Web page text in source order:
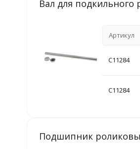
Вал для подкильного
Артикул
C11284
C11284
Подшипник